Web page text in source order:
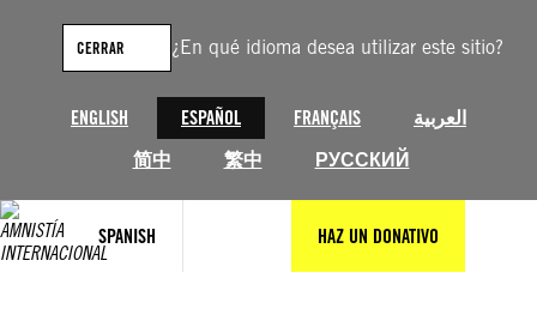
¿En qué idioma desea utilizar este sitio?
ENGLISH ESPAÑOL FRANÇAIS
العربية
简中
繁中 РУССКИЙ
CERRAR
SPANISH HAZ UN DONATIVO
contenido